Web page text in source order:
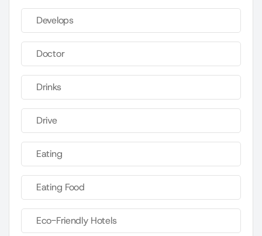
Develops
Doctor
Drinks
Drive
Eating
Eating Food
Eco-Friendly Hotels